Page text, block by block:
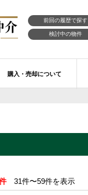
前回の履歴で探す
検討中の物件
大楠の杜
る物件
築設計
購入・売却について
31件〜59件を表示